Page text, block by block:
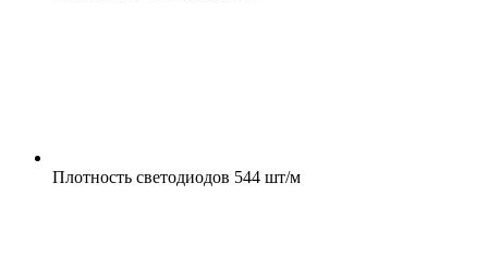
Плотность светодиодов 544 шт/м